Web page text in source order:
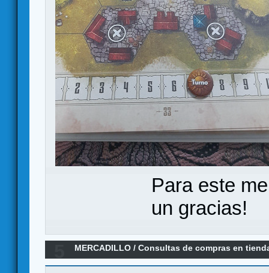
Para este
un gracias!
MERCADILLO /Consultas de compras en